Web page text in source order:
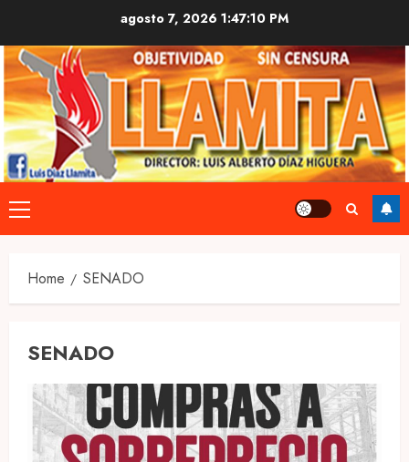
content
agosto 7, 20261:47:11 PM
Primary
Menu
Home SENADO
SENADO